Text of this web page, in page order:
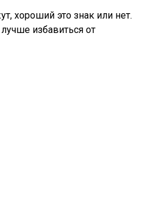
хороший это знак или нет.
избавиться от